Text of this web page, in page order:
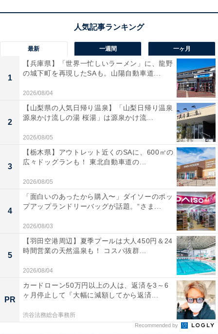
最新 一週間 一ヶ月
1
【兵庫県】「世界一忙しいラーメン」に、龍野
の城下町を再現したSAも。山陽自動車道...
2026/08/04
2
【山梨県の人気日帰り温泉】「山梨日帰り温泉
源泉かけ流しの湯 桜湯」は源泉かけ流...
2026/08/05
3
【栃木県】アウトレット近くのSAに、600㎡の
広々ドッグランも！ 東北自動車道の...
2026/08/05
4
「面白いのあったから購入〜」ダイソーのポッ
プアップランドリーバッグが話題。“さま...
2026/08/03
5
【羽田空港周辺】夏季プールは大人450円＆24
時間営業の天然温泉も！ コスパ抜群...
2026/08/04
PR
カードローン50万円以上の人は、返済を3～6
ヶ月停止して『大幅に減額してから返済...
渋谷法務総合事務所
Recommended by